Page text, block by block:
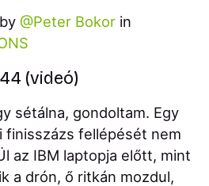
by Peter Bokor in
(videó)
sétálna, gondoltam. Egy
finisszázs fellépését nem
az IBM laptopja előtt, mint
a drón, ő ritkán mozdul,